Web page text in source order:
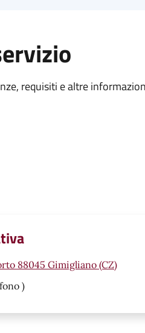
requisiti e altre
88045 Gimigliano (CZ)
)